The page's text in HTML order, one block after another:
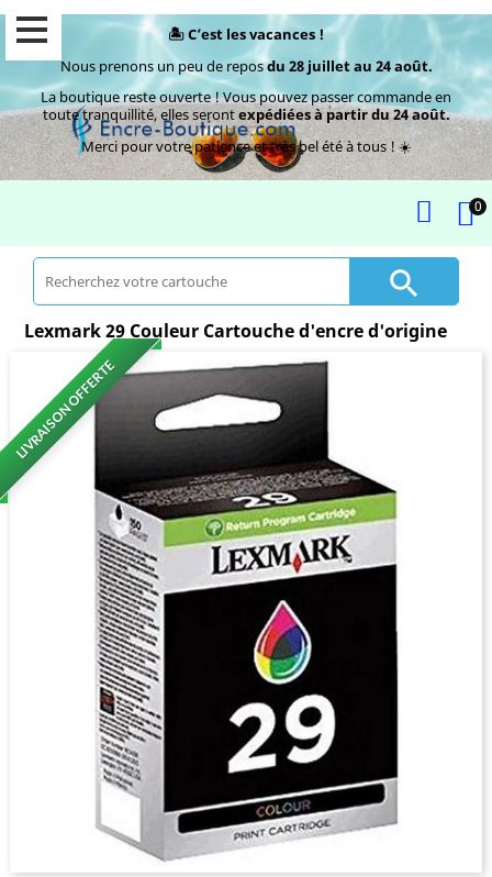
🏝️ C’est les vacances !
Nous prenons un peu de reposdu 28 juillet au 24 août.
La boutique reste ouverte ! Vous pouvez passer commande en
toute tranquillité, elles serontexpédiées à partir du 24 août.
Merci pour votre patience et très bel été à tous ! ☀️
0

Lexmark 29 Couleur Cartouche d'encre d'origine
LIVRAISON OFFERTE